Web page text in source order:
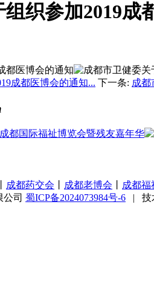
织参加2019成
成都医博会的通知... 下一条: 成都
成都药交会 成都老博会 成都福
司 蜀ICP备2024073984号-6 | 技